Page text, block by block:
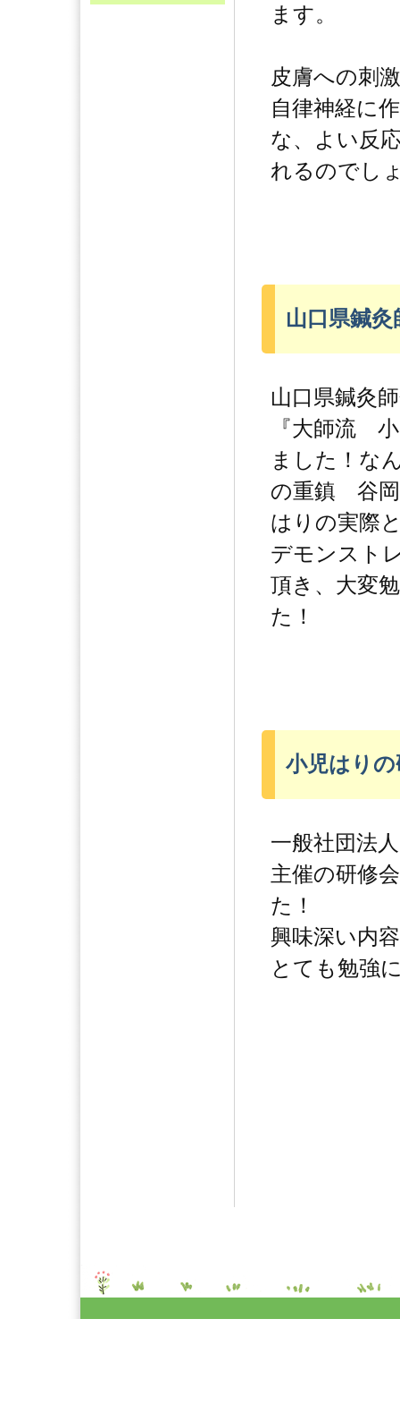
ます。
皮膚への刺
自律神経に
な、よい反
れるのでし
山口県鍼
山口県鍼灸
『大師流
ました！な
の重鎮 谷岡
はりの実際
デモンスト
頂き、大変
た！
小児はり
一般社団法
主催の研修
た！
興味深い内
とても勉強